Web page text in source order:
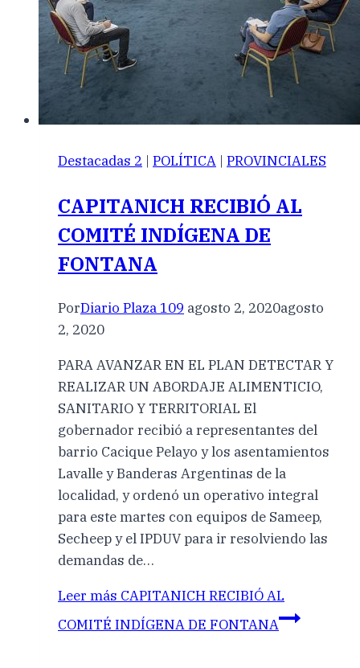
Destacadas 2 | POLÍTICA | PROVINCIALES
CAPITANICH RECIBIÓ AL
COMITÉ INDÍGENA DE
FONTANA
PorDiario Plaza 109 agosto 2, 2020agosto
2, 2020
PARA AVANZAR EN EL PLAN DETECTAR Y
REALIZAR UN ABORDAJE ALIMENTICIO,
SANITARIO Y TERRITORIAL El
gobernador recibió a representantes del
barrio Cacique Pelayo y los asentamientos
Lavalle y Banderas Argentinas de la
localidad, y ordenó un operativo integral
para este martes con equipos de Sameep,
Secheep y el IPDUV para ir resolviendo las
demandas de…
Leer más CAPITANICH RECIBIÓ AL
COMITÉ INDÍGENA DE FONTANA